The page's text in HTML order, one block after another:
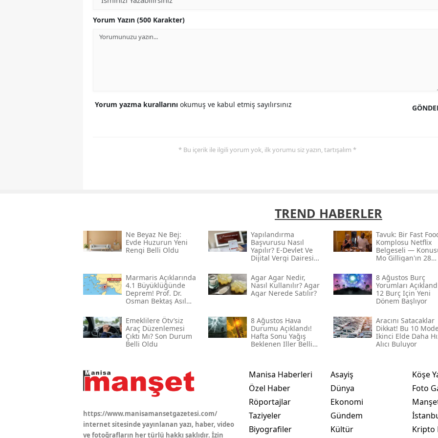
Yorum Yazın (500 Karakter)
Yorum yazma kurallarını okumuş ve kabul etmiş sayılırsınız
* Bu içerik ile ilgili yorum yok, ilk yorumu siz yazın, tartışalım *
TREND HABERLER
Ne Beyaz Ne Bej:
Evde Huzurun Yeni
Rengi Belli Oldu
Yapılandırma
Başvurusu Nasıl
Yapılır? E-Devlet Ve
Dijital Vergi Dairesi
Tavuk: Bir Fast
Komplosu Netflix
Belgeseli —
Mo Gilligan'ın 28
Çarpıcı Sonuçlar
Marmaris Açıklarında
4.1 Büyüklüğünde
Deprem! Prof. Dr.
Osman Bektaş Asıl
Agar Agar Nedir,
Nasıl Kullanılır? Agar
Agar Nerede Satılır?
8 Ağustos Burç
Yorumları
12 Burç Için Yeni
Dönem Başlıyor
Emeklilere Ötv’siz
Araç Düzenlemesi
Çıktı Mı? Son Durum
Belli Oldu
8 Ağustos Hava
Durumu Açıklandı!
Hafta Sonu Yağış
Beklenen Iller Belli
Aracını Satacaklar
Dikkat! Bu 10
Ikinci Elde Daha
Alıcı Buluyor
https://www.manisamansetgazetesi.com/
internet sitesinde yayınlanan yazı, haber, video
ve fotoğrafların her türlü hakkı saklıdır. İzin
Manisa Haberleri
Özel Haber
Röportajlar
Taziyeler
Biyografiler
Asayiş
Dünya
Ekonomi
Gündem
Kültür
Köşe
Foto
Kripto